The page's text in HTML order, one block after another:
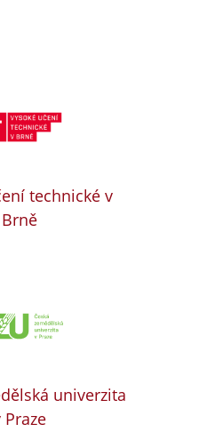
technické v
Brně
univerzita
Praze